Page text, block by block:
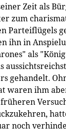
Zeit als
zum
Parteiflügels
ihn in
als
gehandelt.
waren ihm
noch